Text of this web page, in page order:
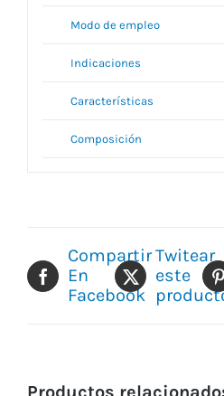
Modo de empleo
Indicaciones
Características
Composición
Compartir
En
Facebook
Twitear
este